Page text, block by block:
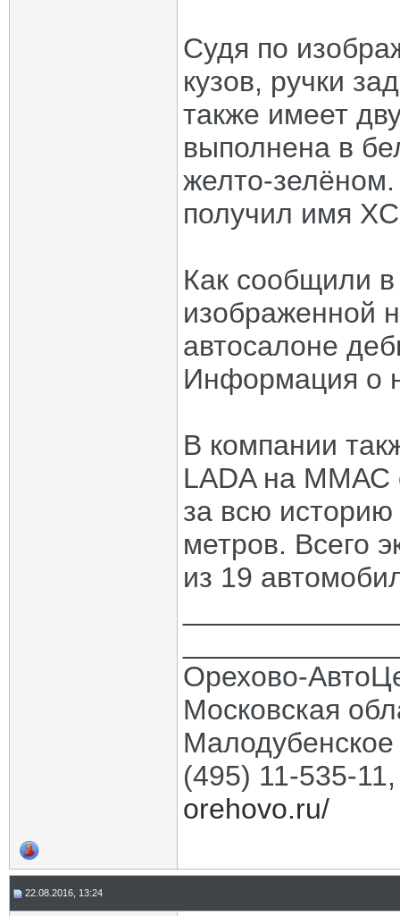
Судя по
кузов, ручки
также имеет
выполнена в
желто-зелёном.
получил имя
Как сообщили
изображенной
автосалоне
Информация о
В компании
LADA на ММАС
за всю
метров. Всего
из 19
Орехово-
Московская
(495) 11-535-
orehovo.ru/
22.08.2016, 13:24